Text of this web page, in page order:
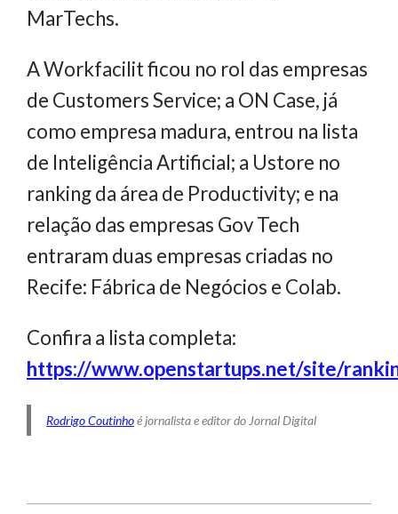
MarTechs.
A Workfacilit ficou no rol das empresas
de Customers Service; a ON Case, já
como empresa madura, entrou na lista
de Inteligência Artificial; a Ustore no
ranking da área de Productivity; e na
relação das empresas Gov Tech
entraram duas empresas criadas no
Recife: Fábrica de Negócios e Colab.
Confira a lista completa:
https://www.openstartups.net/site/
Rodrigo Coutinhoé jornalista e editor do Jornal Digital